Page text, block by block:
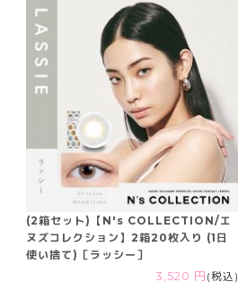
(2箱セット)【N's COLLECTION/エ
ヌズコレクション】2箱20枚入り (1日
使い捨て)［ラッシー］
3,520 円 (税込)